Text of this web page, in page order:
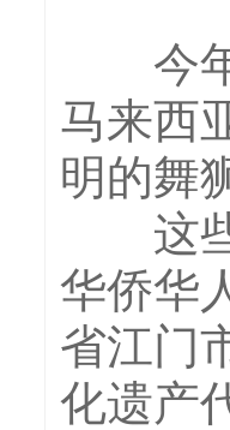
今年
马来西
明的舞
这些
华侨华
省江门
化遗产